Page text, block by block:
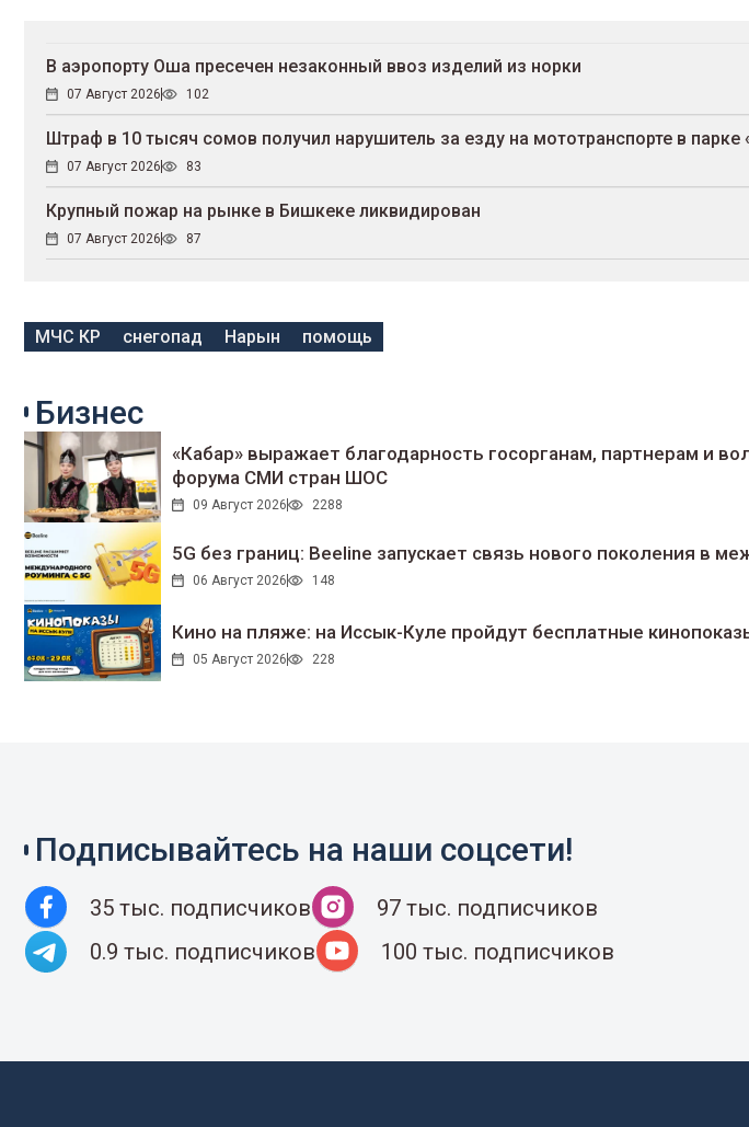
В аэропорту Оша пресечен незаконный ввоз изделий из норки
07 Август 2026 102
Штраф в 10 тысяч сомов получил нарушитель за езду на мототранспорте в парке
07 Август 2026 83
Крупный пожар на рынке в Бишкеке ликвидирован
07 Август 2026 87
МЧС КР снегопад Нарын помощь
Бизнес
«Кабар» выражает благодарность госорганам, партнерам и
форума СМИ стран ШОС
09 Август 2026 2288
5G без границ: Beeline запускает связь нового поколения в
06 Август 2026 148
Кино на пляже: на Иссык-Куле пройдут беcплатные
05 Август 2026 228
Подписывайтесь на наши соцсети!
35 тыс. подписчиков
97 тыс. подписчиков
0.9 тыс. подписчиков
100 тыс. подписчиков